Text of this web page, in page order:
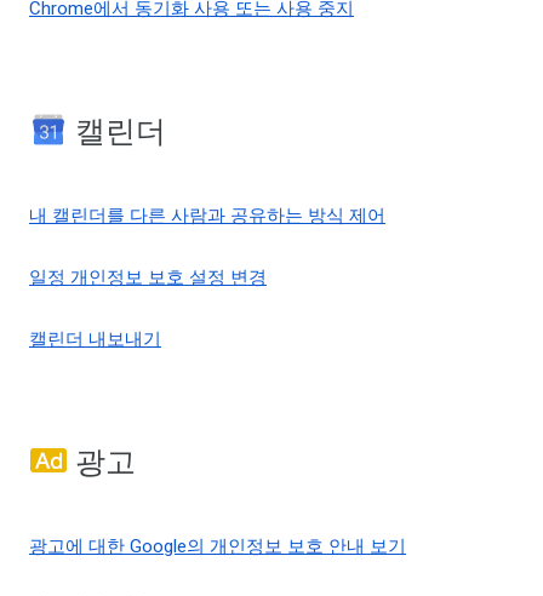
Chrome에서 동기화 사용 또는 사용 중지
캘린더
내 캘린더를 다른 사람과 공유하는 방식 제어
일정 개인정보 보호 설정 변경
캘린더 내보내기
광고
광고에 대한 Google의 개인정보 보호 안내 보기